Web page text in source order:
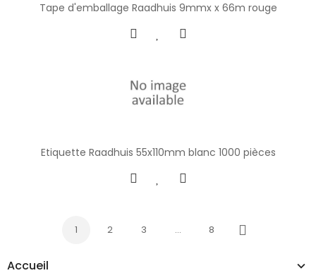
Accueil
Tape d'emballage Raadhuis 9mmx x 66m rouge
Etiquette Raadhuis 55x110mm blanc 1000 pièces
1 2 3 … 8
Next